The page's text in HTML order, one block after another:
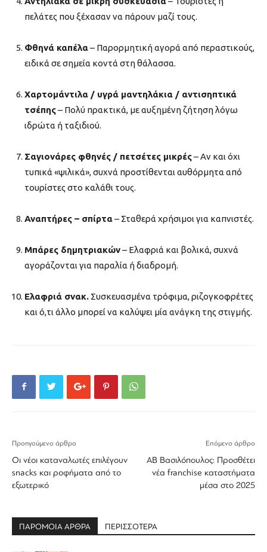
πελάτες που ξέχασαν να πάρουν μαζί τους.
Φθηνά καπέλα– Παρορμητική αγορά από περαστικούς,
ειδικά σε σημεία κοντά στη θάλασσα.
Χαρτομάντιλα / υγρά μαντηλάκια / αντισηπτικά
τσέπης– Πολύ πρακτικά, με αυξημένη ζήτηση λόγω
ιδρώτα ή ταξιδιού.
Σαγιονάρες φθηνές / πετσέτες μικρές– Αν και όχι
τυπικά «ψιλικά», συχνά προστίθενται αυθόρμητα από
τουρίστες στο καλάθι τους.
Αναπτήρες – σπίρτα– Σταθερά χρήσιμοι για καπνιστές.
Μπάρες δημητριακών– Ελαφριά και βολικά, συχνά
αγοράζονται για παραλία ή διαδρομή.
Ελαφριά σνακ. Συσκευασμένα τρόφιμα, ριζογκοφρέτες
και ό,τι άλλο μπορεί να καλύψει μία ανάγκη της στιγμής.
Προηγούμενο άρθρο
Οι νέοι καταναλωτές επιλέγουν
snacks και ροφήματα από το
εξωτερικό
Επόμενο άρθρο
ΑΒ Βασιλόπουλος: Προσθέτει
νέα franchise καταστήματα
μέσα στο 2025
ΠΑΡΟΜΟΙΑ ΑΡΘΡΑ ΠΕΡΙΣΣΟΤΕΡΑ